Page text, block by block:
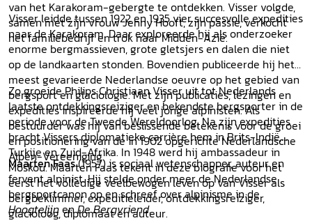
van het Karakoram-gebergte te ontdekken. Visser volgde,
samen met zijn vrouw Jenny Hooft, zijn passie, verkocht
het familiebedrijf en trok naar Midden-Azië.
Visser leidde tussen 1922 en 1935 vier succesvolle expedities
naar de Karakoram. Daar exploreerde hij als onderzoeker
enorme bergmassieven, grote gletsjers en dalen die niet
op de landkaarten stonden. Bovendien publiceerde hij het
meest gevarieerde Nederlandse oeuvre op het gebied van
bergsport en glaciologie. Met zijn publicaties, lezingen en
expedities inspireerde hij veel jonge alpinisten. Als
bestuurder was hij van beslissende betekenis voor de groei
en positionering van de in 1902 opgerichte Nederlandsche
Alpen-Vereeniging.
Zo groeide Philips Christiaan Visser uit tot Nederlands
laatste ontdekkingsreiziger en bekendste bergsporter in de
periode voor de Tweede Wereldoorlog. Na zijn expedities
bracht Vissers diplomatieke carrière hem in Brits-Indië,
Turkije en Zuid-Afrika. In 1948 werd hij ambassadeur in
Moskou. Maarten Faas tekent in deze biografie voor het
eerst het volledige veelbewogen leven op van Visser als
bergbeklimmer, expeditieleider, ontdekkingsreiziger,
glacioloog, diplomaat en auteur.
Maarten Faas(1957) is sociaal wetenschapper, auteur en
fervent alpinist. Hij stelde onder meer de Nederlandse
bergsportcanon op en schreef over alpinisme in de
HoogtelijnenDe Bergvriend.